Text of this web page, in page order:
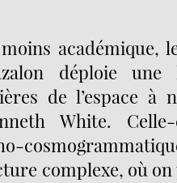
académique,
déploie
de l’espace à
White.
complexe, où